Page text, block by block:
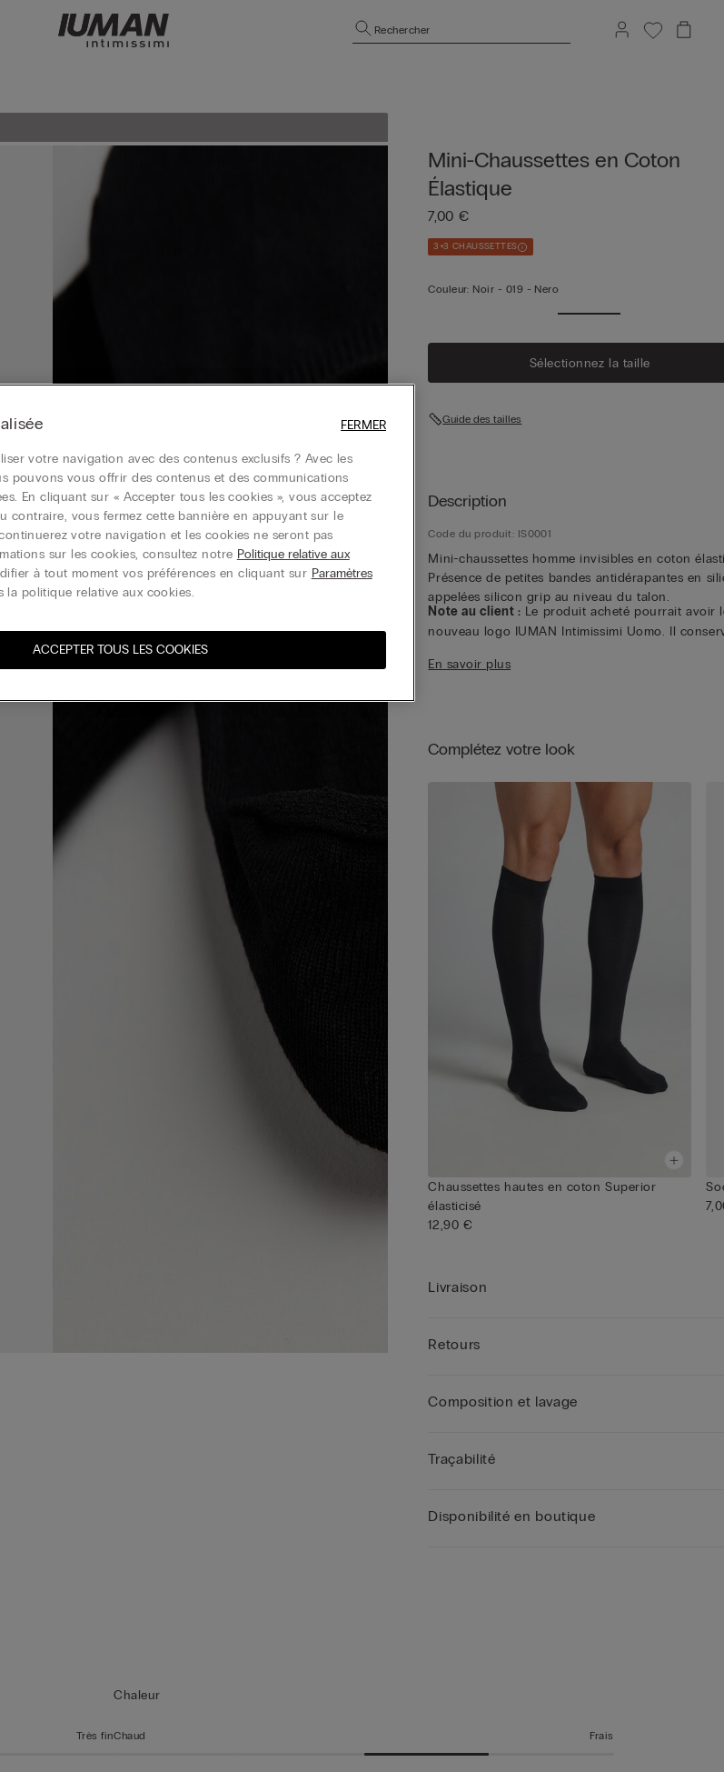
Rechercher
Mini-Chaussettes en Coton
Élastique
7,00 €
3+3 CHAUSSETTES
Couleur: Noir - 019 - Nero
Sélectionnez la taille
Guide des tailles
Description
Code du produit: IS0001
Mini-chaussettes homme invisibles en coton
Présence de petites bandes antidérapantes en
appelées silicon grip au niveau du talon.
Note au client : Le produit acheté pourrait avoir
nouveau logo IUMAN Intimissimi Uomo. Il
et de finition que celui présenté sur cette page.
En savoir plus
Complétez votre look
Chaussettes hautes en coton Superior
élasticisé
12,90 €
Livraison
Retours
Composition et lavage
Traçabilité
Disponibilité en boutique
Très fin
Chaleur
Chaud Frais
votre navigation avec des contenus exclusifs ? Avec les
pouvons vous offrir des contenus et des communications
En cliquant sur « Accepter tous les cookies », vous acceptez
contraire, vous fermez cette bannière en appuyant sur le
votre navigation et les cookies ne seront pas
sur les cookies, consultez notre Politique relative aux
à tout moment vos préférences en cliquant sur Paramètres
la politique relative aux cookies.
ACCEPTER TOUS LES COOKIES
FERMER